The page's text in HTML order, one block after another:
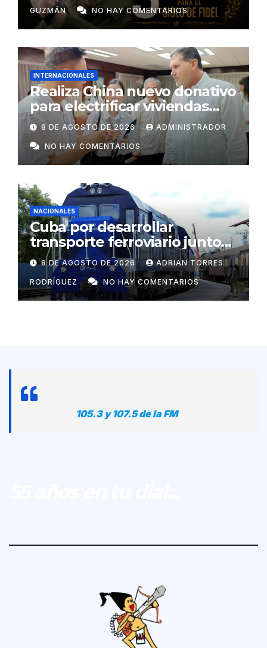
GUZMÁN NO HAY COMENTARIOS
INTERNACIONALES
Realiza China nuevo donativo
para electrificar viviendas
rurales aisladas y garantizar
respaldo energético a
centros vitales
8 DE AGOSTO DE 2026 ADMINISTRADOR
NO HAY COMENTARIOS
NACIONALES
Cuba por desarrollar
transporte ferroviario junto
con Rusia
8 DE AGOSTO DE 2026 ADRIAN TORRES
RODRÍGUEZ NO HAY COMENTARIOS
105.3 y 107.5 de la FM